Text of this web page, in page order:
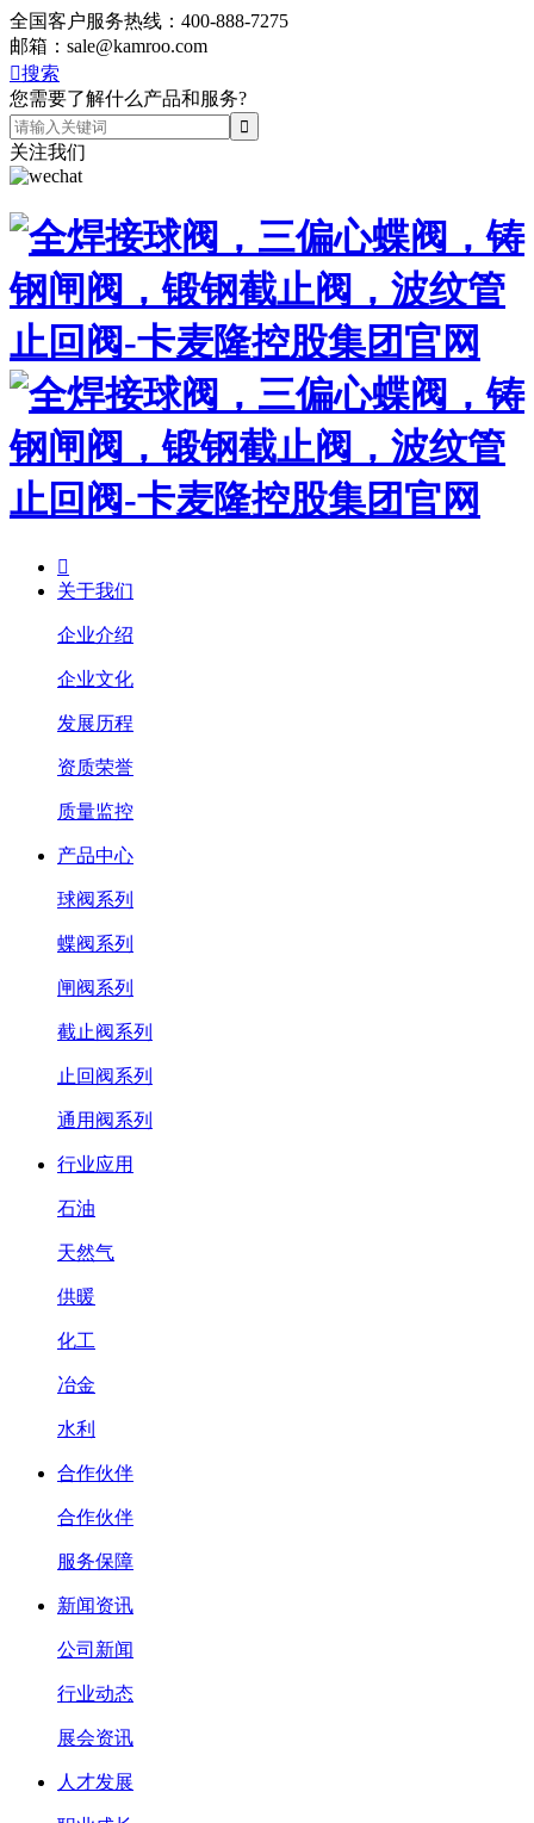
全国客户服务热线： 400-888-7275
邮箱： sale@kamroo.com
搜索
您需要了解什么产品和服务?
关注我们

关于我们
企业介绍
企业文化
发展历程
资质荣誉
质量监控
产品中心
球阀系列
蝶阀系列
闸阀系列
截止阀系列
止回阀系列
通用阀系列
行业应用
石油
天然气
供暖
化工
冶金
水利
合作伙伴
合作伙伴
服务保障
新闻资讯
公司新闻
行业动态
展会资讯
人才发展